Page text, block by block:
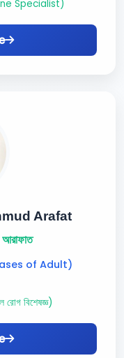
Specialist)
Arafat
আরাফাত
of Adult)
রোগ বিশেষজ্ঞ)